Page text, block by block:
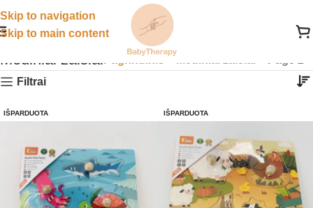
Skip to navigation
Skip to main content
Mediniai žaislai Pagrindinis »
Filtrai
IŠPARDUOTA IŠPARDUOTA